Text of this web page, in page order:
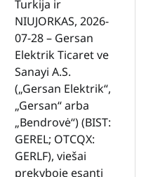
Turkija ir
NIUJORKAS, 2026-
07-28 – Gersan
Elektrik Ticaret ve
Sanayi A.S.
(„Gersan Elektrik“,
„Gersan“ arba
„Bendrovė“) (BIST:
GEREL; OTCQX:
GERLF), viešai
prekyboje esanti